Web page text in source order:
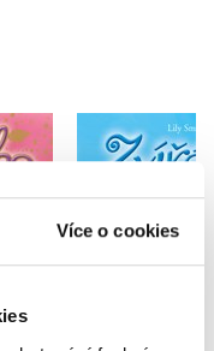
Více o cookies
–
Poník
Lily